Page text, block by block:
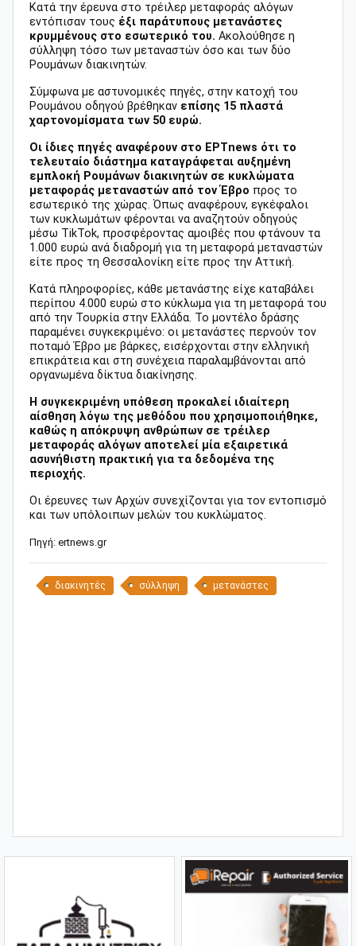
Κατά την έρευνα στο τρέιλερ μεταφοράς αλόγων
εντόπισαν τους έξι παράτυπους μετανάστες
κρυμμένους στο εσωτερικό του. Ακολούθησε η
σύλληψη τόσο των μεταναστών όσο και των δύο
Ρουμάνων διακινητών.
Σύμφωνα με αστυνομικές πηγές, στην κατοχή του
Ρουμάνου οδηγού βρέθηκαν επίσης 15 πλαστά
χαρτονομίσματα των 50 ευρώ.
Οι ίδιες πηγές αναφέρουν στο ΕΡΤnews ότι το
τελευταίο διάστημα καταγράφεται αυξημένη
εμπλοκή Ρουμάνων διακινητών σε κυκλώματα
μεταφοράς μεταναστών από τον Έβρο προς το
εσωτερικό της χώρας. Όπως αναφέρουν, εγκέφαλοι
των κυκλωμάτων φέρονται να αναζητούν οδηγούς
μέσω TikTok, προσφέροντας αμοιβές που φτάνουν τα
1.000 ευρώ ανά διαδρομή για τη μεταφορά μεταναστών
είτε προς τη Θεσσαλονίκη είτε προς την Αττική.
Κατά πληροφορίες, κάθε μετανάστης είχε καταβάλει
περίπου 4.000 ευρώ στο κύκλωμα για τη μεταφορά του
από την Τουρκία στην Ελλάδα. Το μοντέλο δράσης
παραμένει συγκεκριμένο: οι μετανάστες περνούν τον
ποταμό Έβρο με βάρκες, εισέρχονται στην ελληνική
επικράτεια και στη συνέχεια παραλαμβάνονται από
οργανωμένα δίκτυα διακίνησης.
Η συγκεκριμένη υπόθεση προκαλεί ιδιαίτερη
αίσθηση λόγω της μεθόδου που χρησιμοποιήθηκε,
καθώς η απόκρυψη ανθρώπων σε τρέιλερ
μεταφοράς αλόγων αποτελεί μία εξαιρετικά
ασυνήθιστη πρακτική για τα δεδομένα της
περιοχής.
Οι έρευνες των Αρχών συνεχίζονται για τον εντοπισμό
και των υπόλοιπων μελών του κυκλώματος.
Πηγή: ertnews.gr
διακινητές σύλληψη μετανάστες